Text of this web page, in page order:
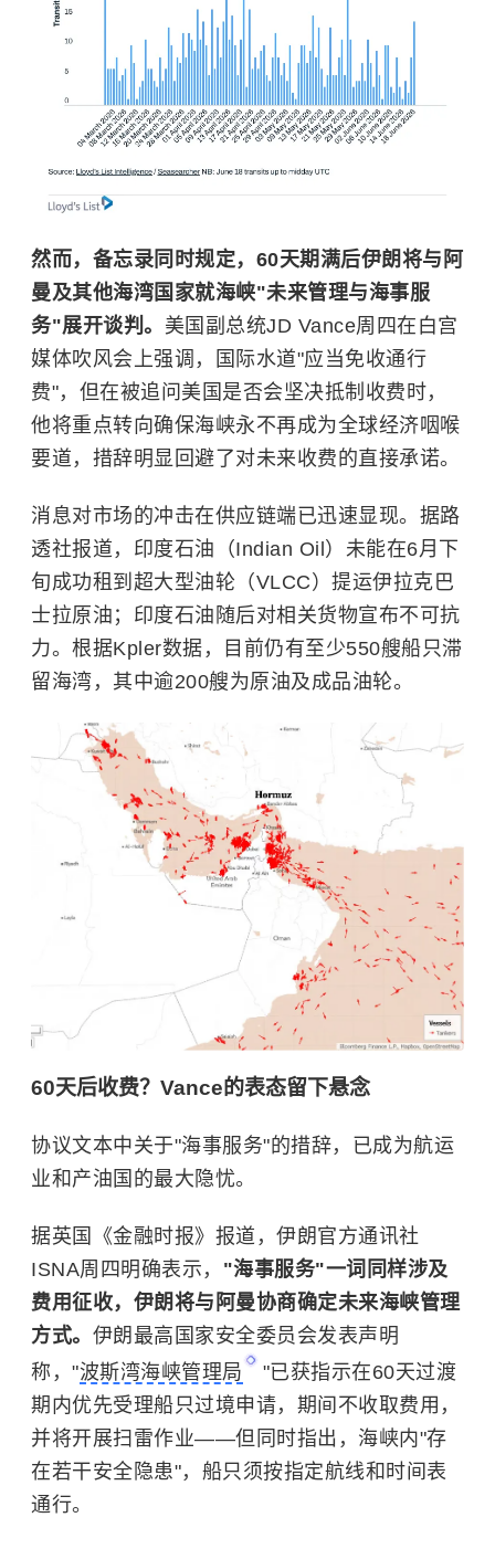
然而，备忘录同时规定，60天期满后伊朗将与阿
曼及其他海湾国家就海峡"未来管理与海事服
务"展开谈判。 美国副总统JD Vance周四在白宫
媒体吹风会上强调，国际水道"应当免收通行
费"，但在被追问美国是否会坚决抵制收费时，
他将重点转向确保海峡永不再成为全球经济咽喉
要道，措辞明显回避了对未来收费的直接承诺。
消息对市场的冲击在供应链端已迅速显现。据路
透社报道，印度石油（Indian Oil）未能在6月下
旬成功租到超大型油轮（VLCC）提运伊拉克 巴
士拉原油；印度石油随后对相关货物宣布不可抗
力。根据Kpler数据，目前仍有至少550艘船只滞
留海湾，其中逾200艘为原油及成品油轮。
60天后收费？Vance的表态留下悬念
协议文本中关于"海事服务"的措辞，已成为航运
业和产油国的最大隐忧。
据英国《金融时报》报道，伊朗官方通讯社
ISNA周四明确表示， "海事服务"一词同样涉及
费用征收，伊朗将与阿曼协商确定未来海峡管理
方式。 伊朗最高国家安全委员会发表声明
称，"波斯湾海峡管理局
"已获指示在60天过渡
期内优先受理船只过境申请，期间不收取费用，
并将开展扫雷作业——但同时指出，海峡内"存
在若干安全隐患"，船只须按指定航线和时间表
通行。